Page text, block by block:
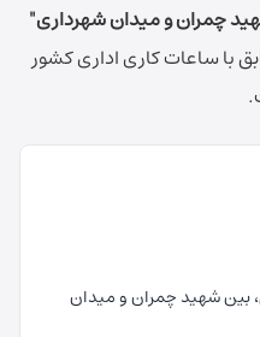
چمران و میدان شهرداری"
با ساعات کاری اداری کشور
بین شهید چمران و میدان